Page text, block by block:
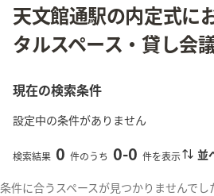
天文館通駅の内定式に
タルスペース・貸し会
現在の検索条件
設定中の条件がありません
検索結果 0 件のうち 0-0 件を表示 並
条件に合うスペースが見つかりませんでし